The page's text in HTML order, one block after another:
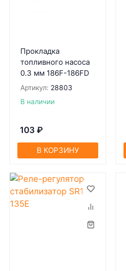
Прокладка
топливного насоса
0.3 мм 186F-186FD
Артикул: 28803
В наличии
103 ₽
В КОРЗИНУ